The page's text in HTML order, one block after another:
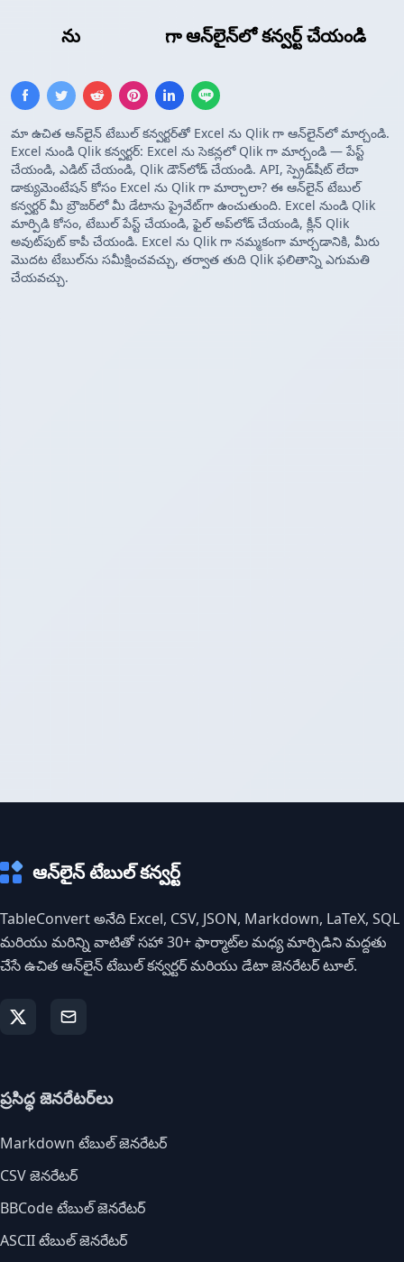
ను గా ఆన్‌లైన్‌లో కన్వర్ట్ చేయండి
మా ఉచిత ఆన్‌లైన్ టేబుల్ కన్వర్టర్‌తో Excel ను Qlik గా ఆన్‌లైన్‌లో మార్చండి.
Excel నుండి Qlik కన్వర్టర్: Excel ను సెకన్లలో Qlik గా మార్చండి — పేస్ట్
చేయండి, ఎడిట్ చేయండి, Qlik డౌన్‌లోడ్ చేయండి. API, స్ప్రెడ్‌షీట్ లేదా
డాక్యుమెంటేషన్ కోసం Excel ను Qlik గా మార్చాలా? ఈ ఆన్‌లైన్ టేబుల్
కన్వర్టర్ మీ బ్రౌజర్‌లో మీ డేటాను ప్రైవేట్‌గా ఉంచుతుంది. Excel నుండి Qlik
మార్పిడి కోసం, టేబుల్ పేస్ట్ చేయండి, ఫైల్ అప్‌లోడ్ చేయండి, క్లీన్ Qlik
అవుట్‌పుట్ కాపీ చేయండి. Excel ను Qlik గా నమ్మకంగా మార్చడానికి, మీరు
మొదట టేబుల్‌ను సమీక్షించవచ్చు, తర్వాత తుది Qlik ఫలితాన్ని ఎగుమతి
చేయవచ్చు.
ఆన్‌లైన్ టేబుల్ కన్వర్ట్
TableConvert అనేది Excel, CSV, JSON, Markdown, LaTeX, SQL
మరియు మరిన్ని వాటితో సహా 30+ ఫార్మాట్‌ల మధ్య మార్పిడిని మద్దతు
చేసే ఉచిత ఆన్‌లైన్ టేబుల్ కన్వర్టర్ మరియు డేటా జెనరేటర్ టూల్.
ప్రసిద్ధ జెనరేటర్‌లు
Markdown టేబుల్ జెనరేటర్
CSV జెనరేటర్
BBCode టేబుల్ జెనరేటర్
ASCII టేబుల్ జెనరేటర్